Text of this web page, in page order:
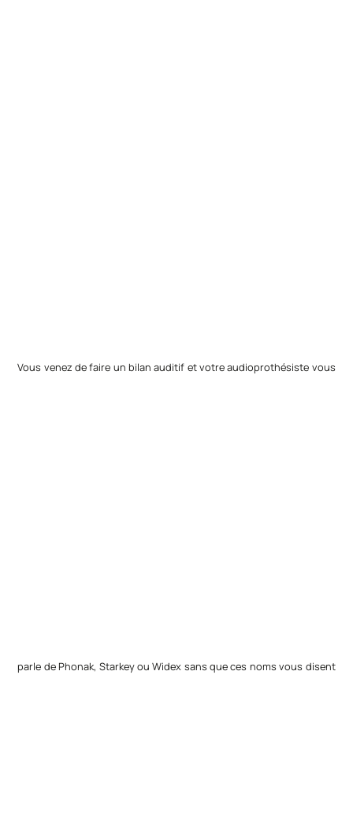
Vous venez de faire un bilan auditif et votre audioprothésiste vous
parle de Phonak, Starkey ou Widex sans que ces noms vous disent